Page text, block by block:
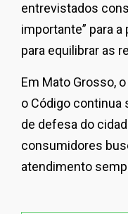
entrevistados
importante” para
para equilibrar as
Em Mato Grosso,
o Código
de defesa do
consumidores
atendimento